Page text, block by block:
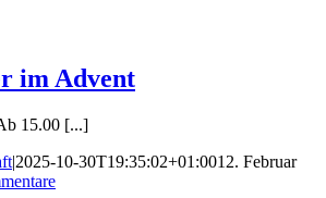
im Advent
15.00 [...]
|2025-10-30T19:35:02+01:0012. Februar